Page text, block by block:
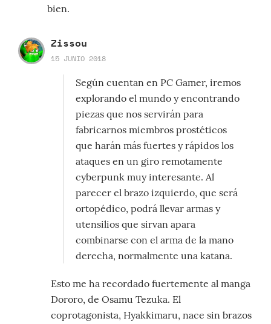
bien.
Zissou
15 JUNIO 2018
Según cuentan en PC Gamer, iremos
explorando el mundo y encontrando
piezas que nos servirán para
fabricarnos miembros prostéticos
que harán más fuertes y rápidos los
ataques en un giro remotamente
cyberpunk muy interesante. Al
parecer el brazo izquierdo, que será
ortopédico, podrá llevar armas y
utensilios que sirvan apara
combinarse con el arma de la mano
derecha, normalmente una katana.
Esto me ha recordado fuertemente al manga
Dororo, de Osamu Tezuka. El
coprotagonista, Hyakkimaru, nace sin brazos